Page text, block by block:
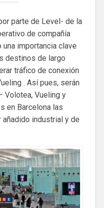
parte de Level- de la
de compañía
importancia clave
destinos de largo
tráfico de conexión
. Así pues, serán
Volotea, Vueling y
en Barcelona las
añadido industrial y de